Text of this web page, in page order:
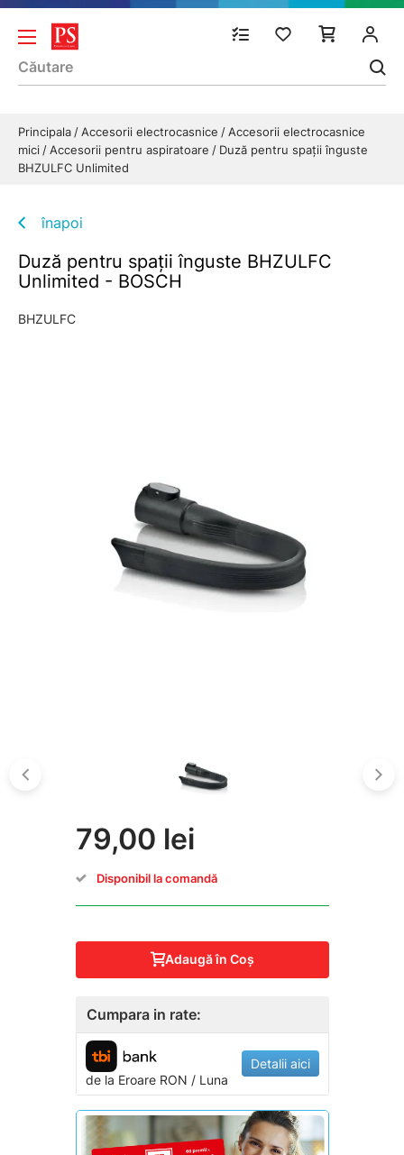
Principala Accesorii electrocasnice
Accesorii electrocasnice
mici
Accesorii pentru aspiratoare
Duză pentru spații înguste
BHZULFC Unlimited
înapoi
Duză pentru spații înguste BHZULFC
Unlimited - BOSCH
BHZULFC
79,00 lei
Disponibil la comandă
Adaugă în Coş
Cumpara in rate:
de la EroareRON / Luna
Detalii aici